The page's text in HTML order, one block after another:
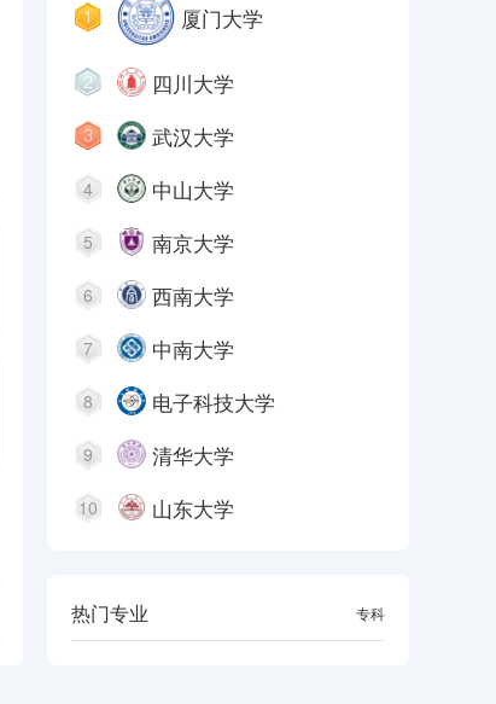
厦门大学
四川大学
武汉大学
4 中山大学
5 南京大学
6 西南大学
7 中南大学
8 电子科技大学
9 清华大学
10 山东大学
热门专业 专科